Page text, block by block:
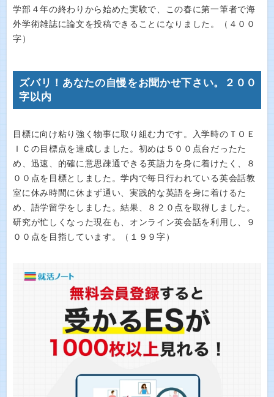
学部４年の終わりから始めた実験で、この春に第一筆者で海
外学術雑誌に論文を投稿できることになりました。（４００
字）
ズバリ！あなたの自慢をお聞かせ下さい。２００
字以内
目標に向け粘り強く物事に取り組む力です。入学時のＴＯＥ
ＩＣの目標点を達成しました。初めは５００点台だったた
め、迅速、的確に意思疎通できる英語力を身に着けたく、８
００点を目標としました。学内で毎日行われている英会話教
室に休み時間に休まず通い、実践的な英語を身に着けるた
め、語学留学をしました。結果、８２０点を取得しました。
研究が忙しくなった現在も、オンライン英会話を利用し、９
００点を目指しています。（１９９字）